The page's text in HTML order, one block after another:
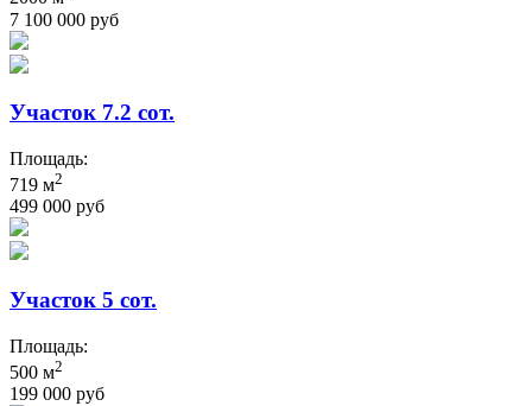
7 100 000 руб
Участок 7.2 сот.
Площадь:
719 м2
499 000 руб
Участок 5 сот.
Площадь:
500 м2
199 000 руб